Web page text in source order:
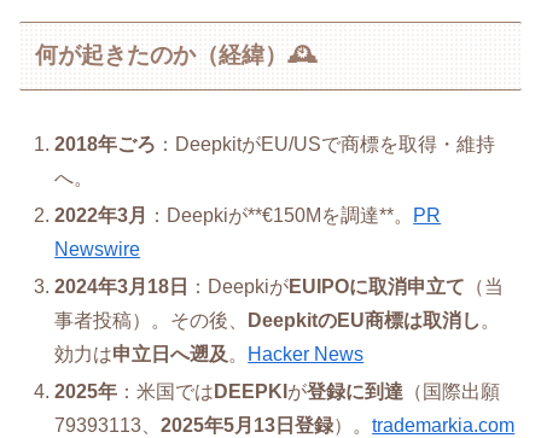
何が起きたのか（経緯）🕰️
2018年ごろ ：DeepkitがEU/USで商標を取得・維持
へ。
2022年3月
：Deepkiが**€150Mを調達**。
PR
Newswire
2024年3月18日
：DeepkiがEUIPOに取消申立て （当
事者投稿）。その後、
DeepkitのEU商標は取消し 。
効力は申立日へ遡及 。
Hacker News
2025年 ：米国では DEEPKI が登録に到達 （国際出願
79393113、2025年5月13日登録）。trademarkia.com